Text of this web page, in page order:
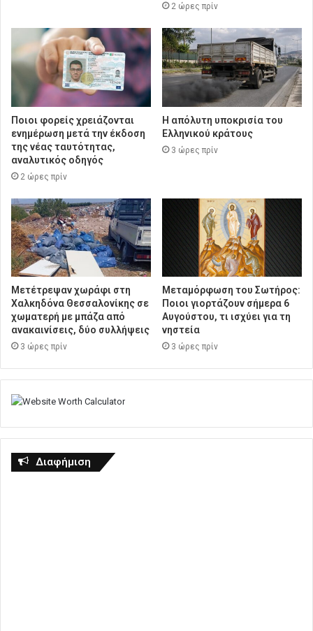
2 ώρες πρίν
Ποιοι φορείς χρειάζονται
ενημέρωση μετά την έκδοση
της νέας ταυτότητας,
αναλυτικός οδηγός
2 ώρες πρίν
Η απόλυτη υποκρισία του
Ελληνικού κράτους
3 ώρες πρίν
Μετέτρεψαν χωράφι στη
Χαλκηδόνα Θεσσαλονίκης σε
χωματερή με μπάζα από
ανακαινίσεις, δύο συλλήψεις
3 ώρες πρίν
Μεταμόρφωση του Σωτήρος:
Ποιοι γιορτάζουν σήμερα 6
Αυγούστου, τι ισχύει για τη
νηστεία
3 ώρες πρίν
Διαφήμιση